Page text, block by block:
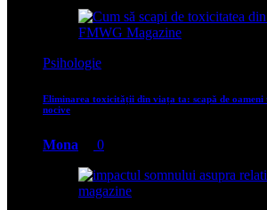
Psihologie
Eliminarea toxicității din viața ta: scapă de oameni
nocive
Mona 0